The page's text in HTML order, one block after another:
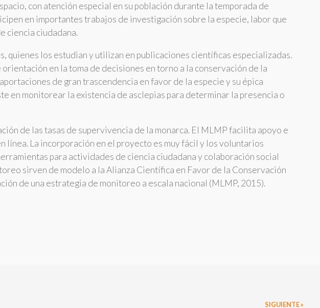
con atención especial en su población durante la temporada de
en importantes trabajos de investigación sobre la especie, labor que
ciencia ciudadana.
quienes los estudian y utilizan en publicaciones científicas especializadas.
en la toma de decisiones en torno a la conservación de la
de gran trascendencia en favor de la especie y su épica
en monitorear la existencia de asclepias para determinar la presencia o
de las tasas de supervivencia de la monarca. El MLMP facilita apoyo e
La incorporación en el proyecto es muy fácil y los voluntarios
para actividades de ciencia ciudadana y colaboración social
sirven de modelo a la Alianza Científica en Favor de la Conservación
de una estrategia de monitoreo a escala nacional (MLMP, 2015).
SIGUIENTE »